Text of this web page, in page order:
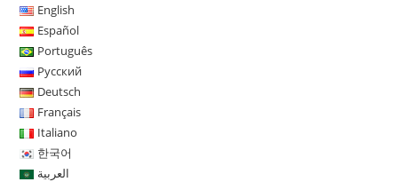
English
Español
Português
Русский
Deutsch
Français
Italiano
한국어
العربية